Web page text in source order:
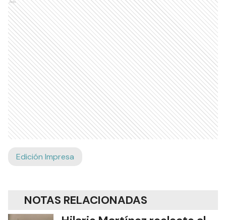
Ads
Edición Impresa
NOTAS RELACIONADAS